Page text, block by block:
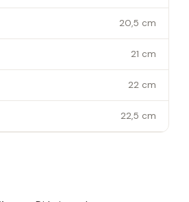
20,5 cm
21 cm
22 cm
22,5 cm